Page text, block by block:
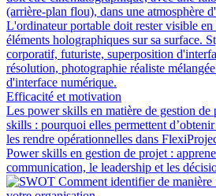
Efficacité et motivation
Les power skills en matière de gestion de
skills : pourquoi elles permettent
les rendre opérationnelles dans
Power skills en gestion de projet :
communication, le leadership et les